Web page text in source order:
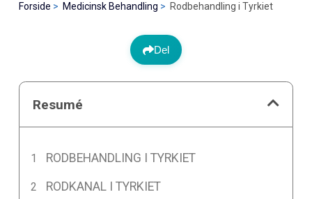
Forside Medicinsk Behandling Rodbehandling i Tyrkiet
Del
Resumé
RODBEHANDLING I TYRKIET
RODKANAL I TYRKIET